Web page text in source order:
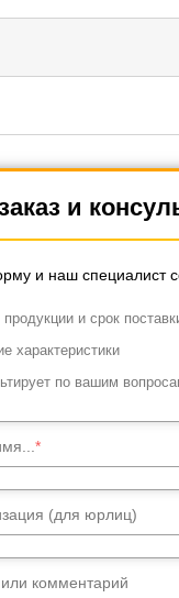
и
и наш специалист
и срок
характеристики
по вашим
(для юрлиц)
комментарий